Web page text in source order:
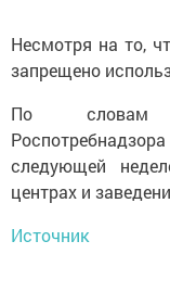
Несмотря на то,
запрещено
По словам
следующей
центрах и
Источник